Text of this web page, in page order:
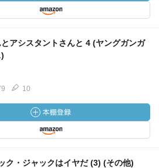
アシスタントさんと 4 (ヤングガンガ
10
ク・ジャックはイヤだ (3) (その他)